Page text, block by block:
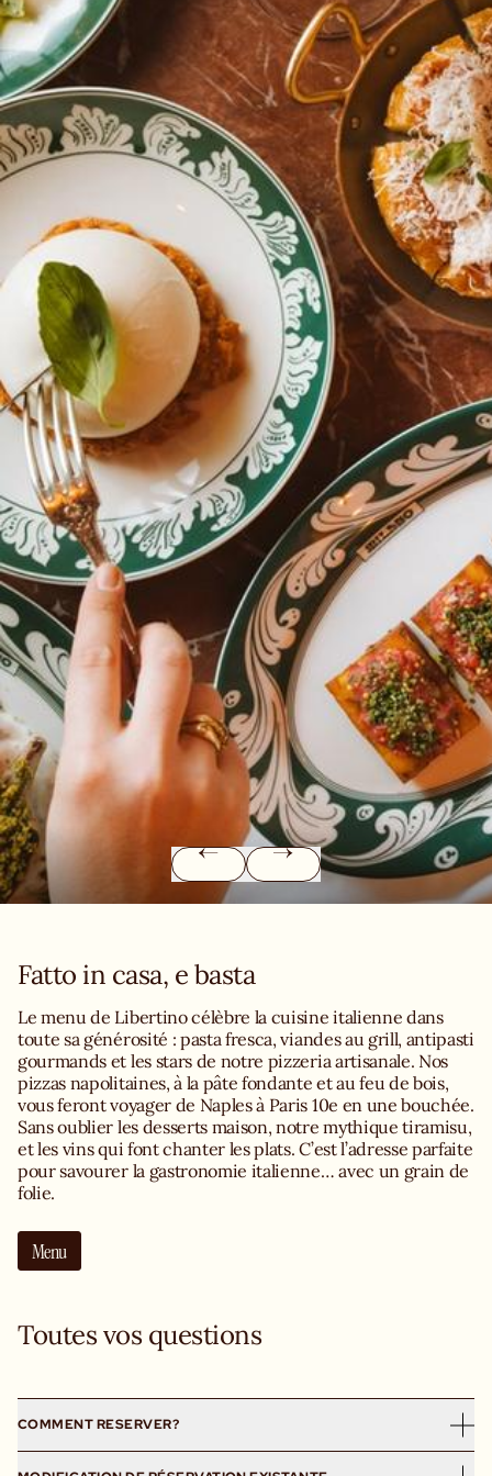
Fatto in casa, e basta
Le menu de Libertino célèbre la cuisine italienne dans
toute sa générosité : pasta fresca, viandes au grill, antipasti
gourmands et les stars de notre pizzeria artisanale. Nos
pizzas napolitaines, à la pâte fondante et au feu de bois,
vous feront voyager de Naples à Paris 10e en une bouchée.
Sans oublier les desserts maison, notre mythique tiramisu,
et les vins qui font chanter les plats. C’est l’adresse parfaite
pour savourer la gastronomie italienne… avec un grain de
folie.
Menu
Toutes vos questions
COMMENT RESERVER?